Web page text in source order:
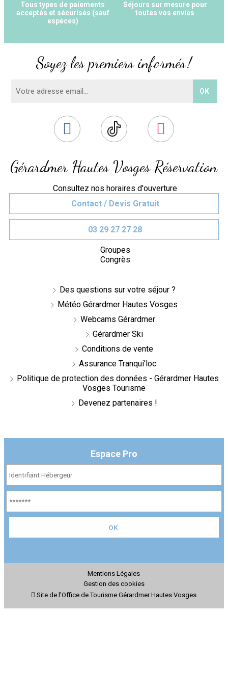
Tous types de paiements
acceptés et sécurisés (sauf
espèces)
Séjours sur mesure pour
toutes vos envies
Gérardmer Hautes Vosges Réservation
Consultez nos horaires d'ouverture
Contact / Devis Gratuit
03 29 27 27 28
Groupes
Congrès
Des questions sur votre séjour ?
Météo Gérardmer Hautes Vosges
Webcams Gérardmer
Gérardmer Ski
Conditions de vente
Assurance Tranqui'loc
Politique de protection des données - Gérardmer Hautes
Vosges Tourisme
Devenez partenaires !
Soyez les premiers informés !
Espace Pro
Mentions Légales
Gestion des cookies
Site de l'Office de Tourisme Gérardmer Hautes Vosges